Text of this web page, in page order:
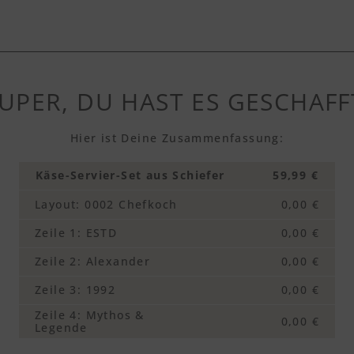
DU HAST ES
Hier ist Deine Zusammenfassung:
Käse-Servier-Set aus Schiefer
59,99 €
Layout: 0002 Chefkoch
0,00 €
Zeile 1 : ESTD
0,00 €
Zeile 2 : Alexander
0,00 €
Zeile 3 : 1992
0,00 €
Zeile 4: Mythos &
Legende
0,00 €